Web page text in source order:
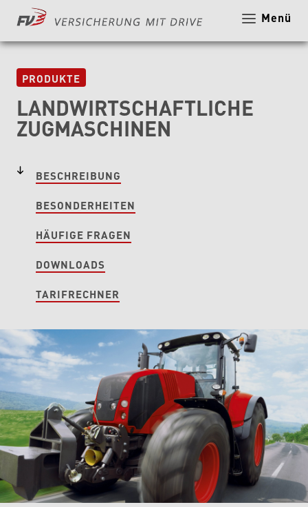
Menü
PRODUKTE
LANDWIRTSCHAFTLICHE
ZUGMASCHINEN
BESCHREIBUNG
BESONDERHEITEN
HÄUFIGE FRAGEN
DOWNLOADS
TARIFRECHNER